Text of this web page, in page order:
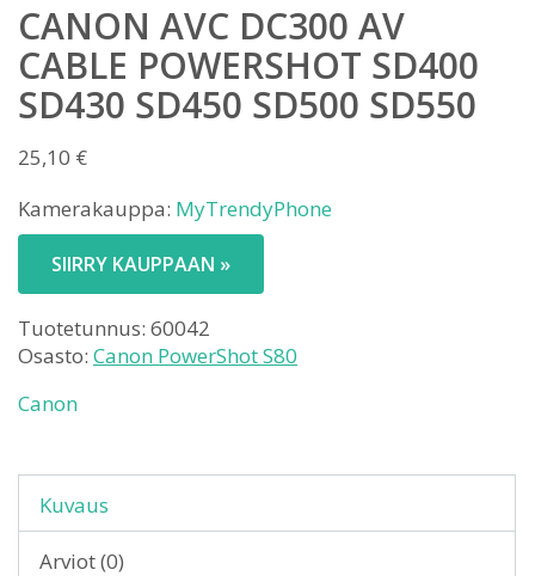
CANON AVC DC300 AV
CABLE POWERSHOT SD400
SD430 SD450 SD500 SD550
25,10 €
Kamerakauppa: MyTrendyPhone
SIIRRY KAUPPAAN »
Tuotetunnus: 60042
Osasto: Canon PowerShot S80
Canon
Kuvaus
Arviot (0)